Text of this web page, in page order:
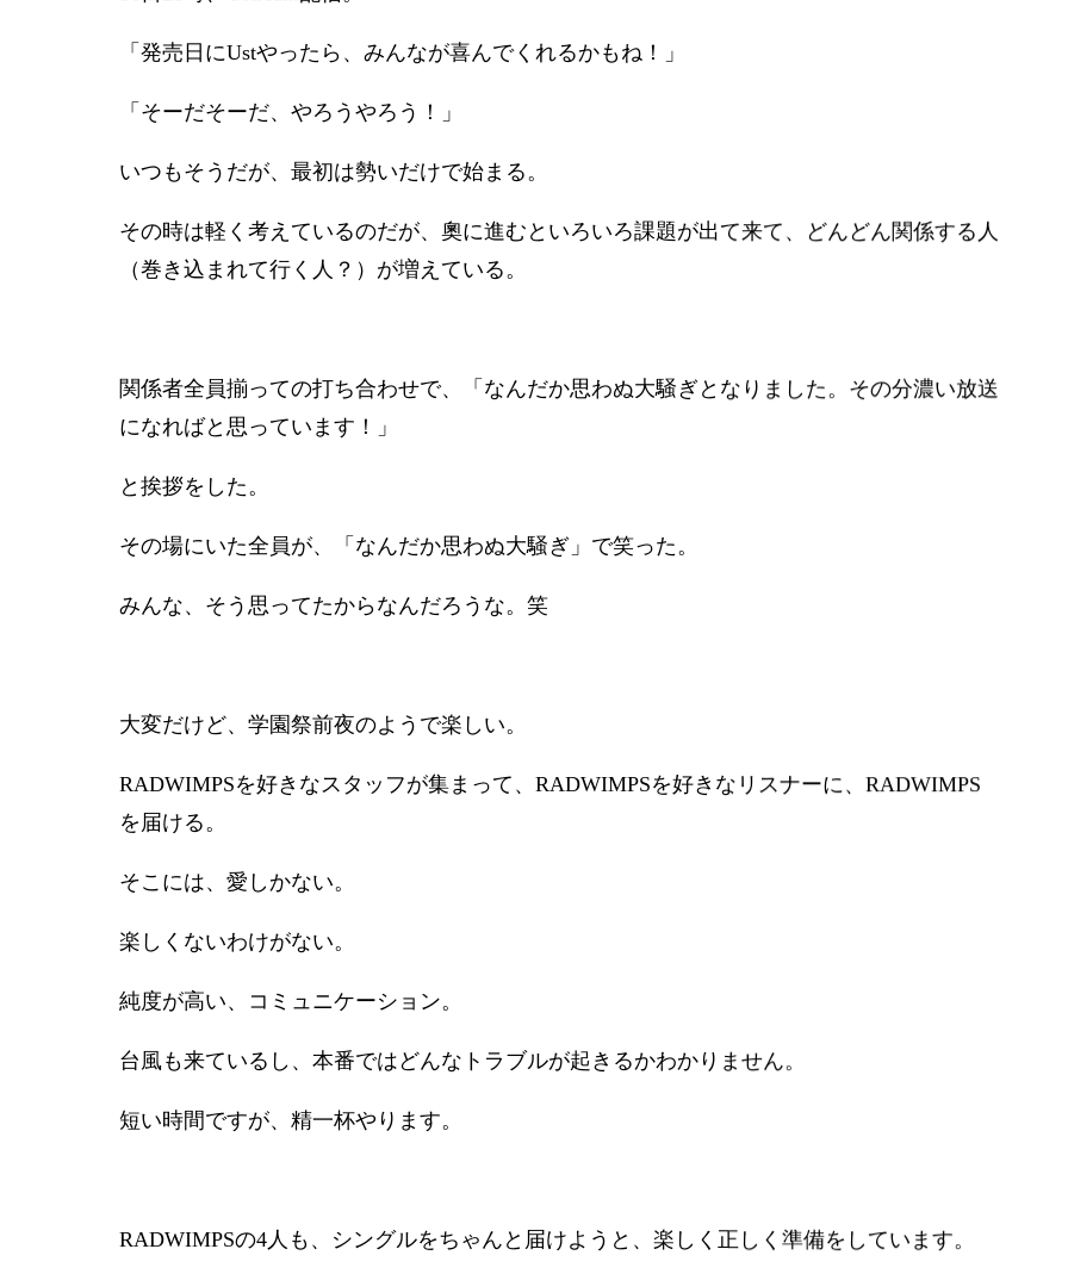
「発売日にUstやったら、みんなが喜んでくれるかもね！」
「そーだそーだ、やろうやろう！」
いつもそうだが、最初は勢いだけで始まる。
その時は軽く考えているのだが、奧に進むといろいろ課題が出て来て、どんどん関係する人
（巻き込まれて行く人？）が増えている。
関係者全員揃っての打ち合わせで、「なんだか思わぬ大騒ぎとなりました。その分濃い放送
になればと思っています！」
と挨拶をした。
その場にいた全員が、「なんだか思わぬ大騒ぎ」で笑った。
みんな、そう思ってたからなんだろうな。笑
大変だけど、学園祭前夜のようで楽しい。
RADWIMPSを好きなスタッフが集まって、RADWIMPSを好きなリスナーに、RADWIMPS
を届ける。
そこには、愛しかない。
楽しくないわけがない。
純度が高い、コミュニケーション。
台風も来ているし、本番ではどんなトラブルが起きるかわかりません。
短い時間ですが、精一杯やります。
RADWIMPSの4人も、シングルをちゃんと届けようと、楽しく正しく準備をしています。